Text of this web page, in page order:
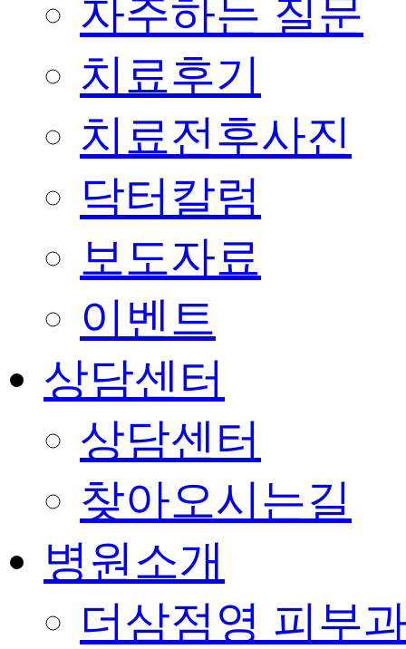
자주하는 질문
치료후기
치료전후사진
닥터칼럼
보도자료
이벤트
상담센터
상담센터
찾아오시는길
병원소개
더삼점영 피부